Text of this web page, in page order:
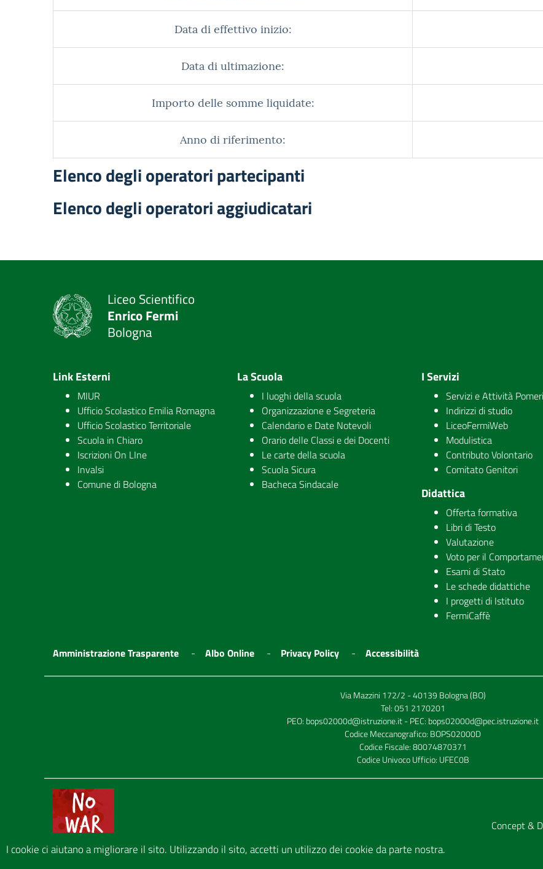
Data di effettivo inizio:
Data di ultimazione:
Importo delle somme liquidate:
Anno di riferimento:
Elenco degli operatori partecipanti
Elenco degli operatori aggiudicatari
Liceo Scientifico
Enrico Fermi
Bologna
Link Esterni
MIUR
Ufficio Scolastico Emilia Romagna
Ufficio Scolastico Territoriale
Scuola in Chiaro
Iscrizioni On LIne
Invalsi
Comune di Bologna
La Scuola
I luoghi della scuola
Organizzazione e Segreteria
Calendario e Date Notevoli
Orario delle Classi e dei Docenti
Le carte della scuola
Scuola Sicura
Bacheca Sindacale
I Servizi
Servizi e Attività
Indirizzi di studio
LiceoFermiWeb
Modulistica
Contributo Volontario
Comitato Genitori
Didattica
Offerta formativa
Libri di Testo
Valutazione
Voto per il
Esami di Stato
Le schede didattiche
I progetti di Istituto
FermiCaffè
Amministrazione Trasparente Albo Online Privacy Policy Accessibilità
Via Mazzini 172/2 - 40139 Bologna (BO)
Tel:051 2170201
PEO: bops02000d@istruzione.it- PEC: bops02000d@pec.istruzione.it
Codice Meccanografico: BOPS02000D
Codice Fiscale: 80074870371
Codice Univoco Ufficio: UFEC0B
Concept &
I cookie ci aiutano a migliorare il sito. Utilizzando il sito, accetti un utilizzo dei cookie da parte nostra.